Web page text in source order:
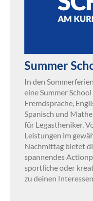
Summer
In den
eine Summer
Fremdsprache,
Spanisch und
für Legastheniker.
Leistungen im
Nachmittag bietet
spannendes
sportliche oder
zu deinen